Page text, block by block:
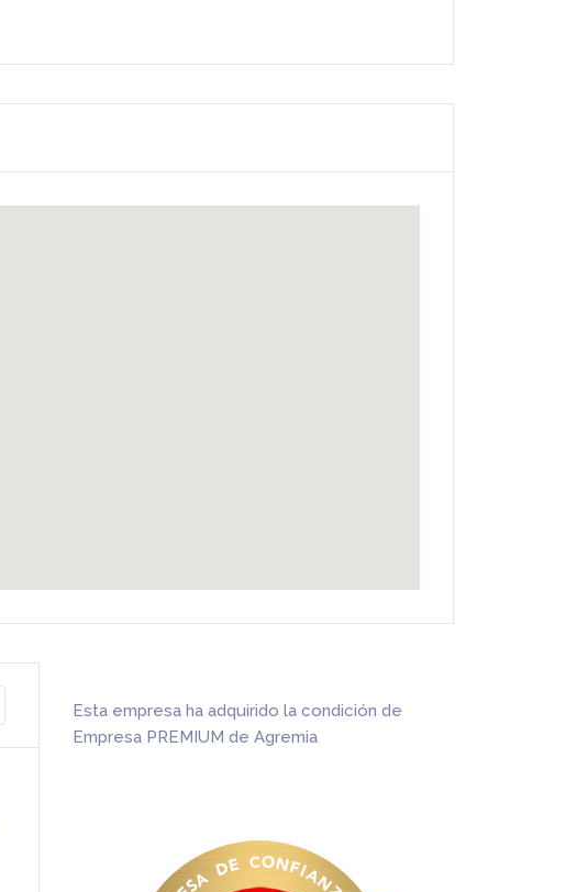
Esta empresa ha adquirido la condición de
Empresa PREMIUM de Agremia